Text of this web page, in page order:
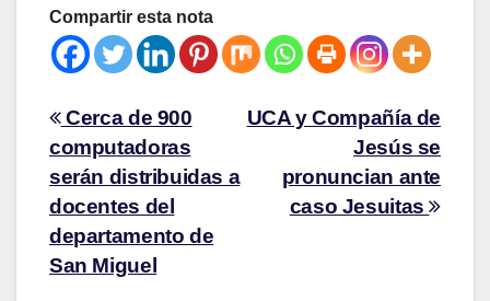
Compartir esta nota
UCA y Compañía de
Jesús se
pronuncian ante
caso Jesuitas
Cerca de 900
computadoras
serán distribuidas a
docentes del
departamento de
San Miguel